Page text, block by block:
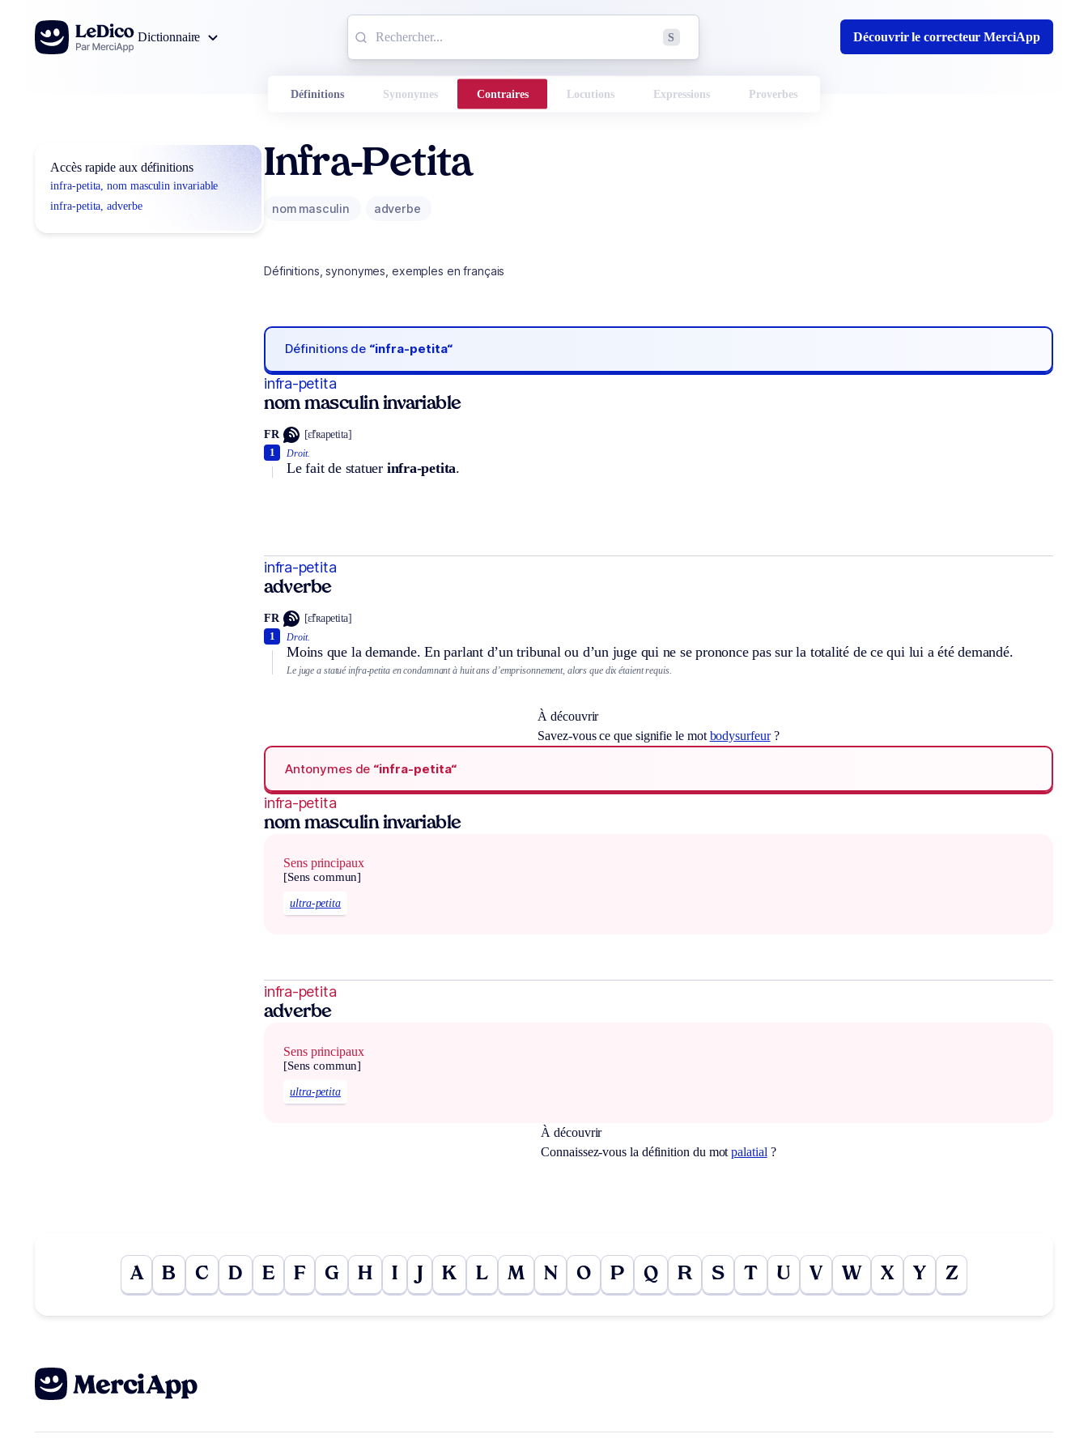
Aller au contenu
Dictionnaire
S Découvrir le correcteur MerciApp
Définitions Synonymes Contraires Locutions Expressions Proverbes
Accès rapide aux définitions
infra-petita, nom masculin invariable
infra-petita, adverbe
Infra-Petita
nom masculin adverbe
Définitions, synonymes, exemples en français
Définitions de “infra-petita“
infra-petita
nom masculin invariable
FR [ɛ̃fʀapetita]
Droit.
Le fait de statuer infra-petita.
1
infra-petita
adverbe
FR [ɛ̃fʀapetita]
Droit.
Moins que la demande. En parlant d’un tribunal ou d’un juge qui ne se prononce pas sur la totalité de ce qui lui a été demandé.
1
Le juge a statué infra-petita en condamnant à huit ans d’emprisonnement, alors que dix étaient requis.
À découvrir
Savez-vous ce que signifie le mot bodysurfeur?
Antonymes de “infra-petita“
infra-petita
nom masculin invariable
Sens principaux
[Sens commun]
ultra-petita
infra-petita
adverbe
Sens principaux
[Sens commun]
ultra-petita
À découvrir
Connaissez-vous la définition du motpalatial ?
A B C D E F G H I K L M N O P Q R S T U V W X Y Z